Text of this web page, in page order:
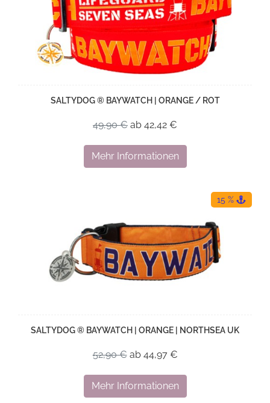
SALTYDOG ® BAYWATCH | ORANGE / ROT
49,90 € ab 42,42 €
Mehr Informationen
15 %
SALTYDOG ® BAYWATCH | ORANGE | NORTHSEA UK
52,90 € ab 44,97 €
Mehr Informationen